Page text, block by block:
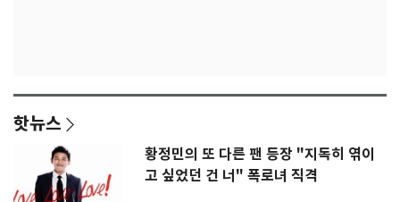
핫뉴스
황정민의 또 다른 팬 등장 "지독히 엮이
고 싶었던 건 너" 폭로녀 직격